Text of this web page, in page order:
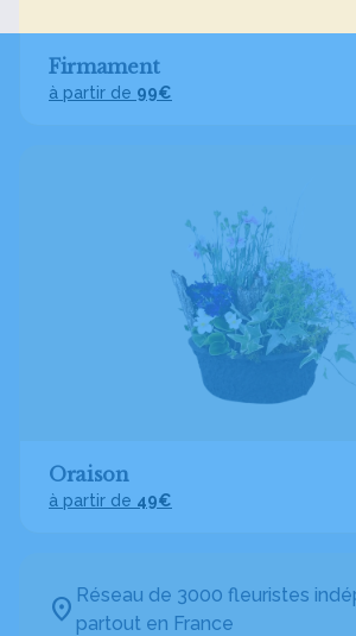
Réseau de 3000 fleuristes
partout en France
Firmament
à partir de 99€
Oraison
à partir de 49€